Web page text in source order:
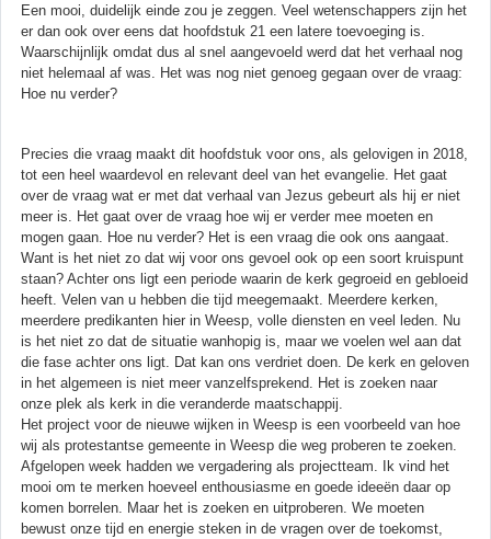
Een mooi, duidelijk einde zou je zeggen. Veel wetenschappers zijn het
er dan ook over eens dat hoofdstuk 21 een latere toevoeging is.
Waarschijnlijk omdat dus al snel aangevoeld werd dat het verhaal nog
niet helemaal af was. Het was nog niet genoeg gegaan over de vraag:
Hoe nu verder?
Precies die vraag maakt dit hoofdstuk voor ons, als gelovigen in 2018,
tot een heel waardevol en relevant deel van het evangelie. Het gaat
over de vraag wat er met dat verhaal van Jezus gebeurt als hij er niet
meer is. Het gaat over de vraag hoe wij er verder mee moeten en
mogen gaan. Hoe nu verder? Het is een vraag die ook ons aangaat.
Want is het niet zo dat wij voor ons gevoel ook op een soort kruispunt
staan? Achter ons ligt een periode waarin de kerk gegroeid en gebloeid
heeft. Velen van u hebben die tijd meegemaakt. Meerdere kerken,
meerdere predikanten hier in Weesp, volle diensten en veel leden. Nu
is het niet zo dat de situatie wanhopig is, maar we voelen wel aan dat
die fase achter ons ligt. Dat kan ons verdriet doen. De kerk en geloven
in het algemeen is niet meer vanzelfsprekend. Het is zoeken naar
onze plek als kerk in die veranderde maatschappij.
Het project voor de nieuwe wijken in Weesp is een voorbeeld van hoe
wij als protestantse gemeente in Weesp die weg proberen te zoeken.
Afgelopen week hadden we vergadering als projectteam. Ik vind het
mooi om te merken hoeveel enthousiasme en goede ideeën daar op
komen borrelen. Maar het is zoeken en uitproberen. We moeten
bewust onze tijd en energie steken in de vragen over de toekomst,